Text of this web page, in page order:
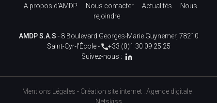
A propos d’AMDP Nous contacter Actualités
Nous
rejoindre
AMDP S.A.S - 8 Boulevard Georges-Marie Guynemer, 78210
Saint-Cyr-l'École -
+33 (0)1 30 09 25 25
Suivez-nous :
Mentions Légales - Création site internet : Agence digitale :
Netskiss